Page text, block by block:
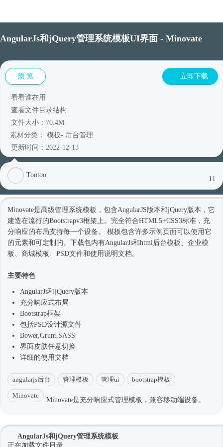
AngularJs和jQuery管理系统模板UI界面 - Minovate
预 览 立即下载
看看谁在用
查看文件目录结构
文件大小：70.4M
素材分类： 模板- 后台管理
更新时间：2022-12-13
Tootoo
11
Minovate是高级管理系统模板，包含AngularJS版本和jQuery版本，它
建造在流行的Bootstrapv3框架上。完全符合HTML5+CSS3标准，充
分响应的布局支持每一个设备。 模板包含许多示例页面可以使用它
的元素和可定制的。下载包内有AngularJs和html后台模板 、企业模
板 、商城模板、PSD文件和使用说明文档。
主要特色
AngularJs和jQuery版本
充分响应式布局
Bootstrap框架
包括PSD设计源文件
Bower,Grunt,SASS
界面皮肤任意切换
详细的使用文档
angularjs后台 管理模板 管理ui bootstrap模板
Minovate
Minovate是充分响应式管理模板，兼容移动端设备。
AngularJs和jQuery管理系统模板
正在加载文件目录...